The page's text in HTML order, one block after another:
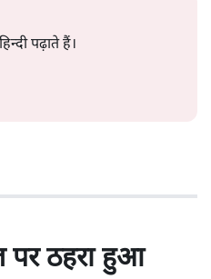
पढ़ाते हैं।
पर ठहरा हुआ